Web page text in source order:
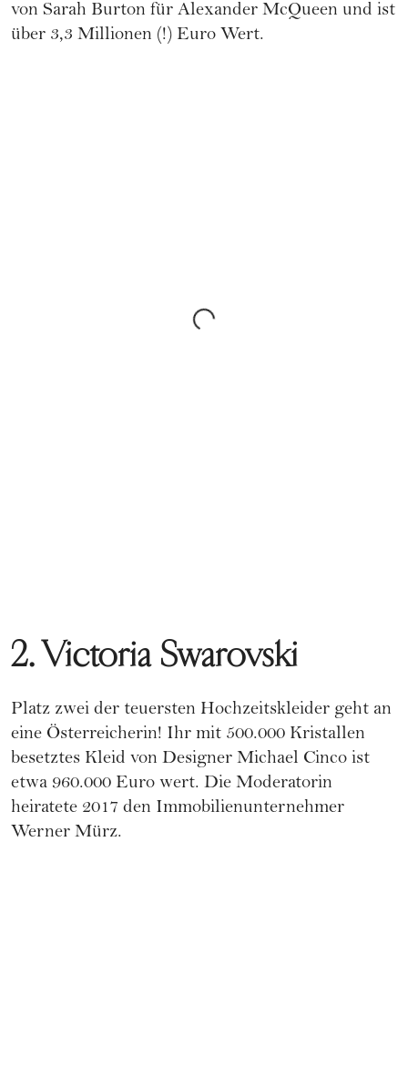
von Sarah Burton für Alexander McQueen und ist
über 3,3 Millionen (!) Euro Wert.
2. Victoria Swarovski
Platz zwei der teuersten Hochzeitskleider geht an
eine Österreicherin! Ihr mit 500.000 Kristallen
besetztes Kleid von Designer Michael Cinco ist
etwa 960.000 Euro wert. Die Moderatorin
heiratete 2017 den Immobilienunternehmer
Werner Mürz.